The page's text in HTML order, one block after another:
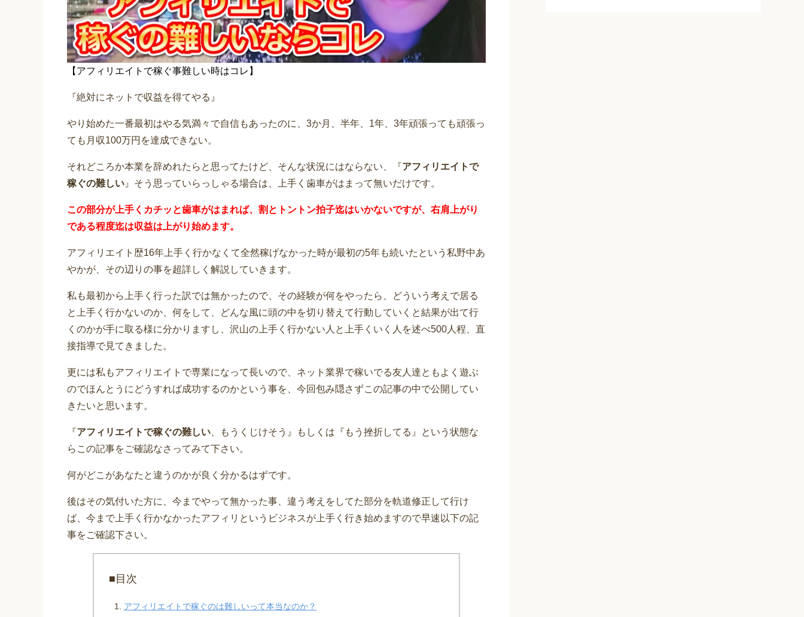
【アフィリエイトで稼ぐ事難しい時はコレ】
『絶対にネットで収益を得てやる』
やり始めた一番最初はやる気満々で自信もあったのに、3か月、半年、1年、3年頑張っても頑張っ
ても月収100万円を達成できない。
それどころか本業を辞めれたらと思ってたけど、そんな状況にはならない、『アフィリエイトで
稼ぐの難しい 』そう思っていらっしゃる場合は、上手く歯車がはまって無いだけです。
この部分が上手くカチッと歯車がはまれば、割とトントン拍子迄はいかないですが、右肩上がり
である程度迄は収益は上がり始めます。
アフィリエイト歴16年上手く行かなくて全然稼げなかった時が最初の5年も続いたという私野中あ
やかが、その辺りの事を超詳しく解説していきます。
私も最初から上手く行った訳では無かったので、その経験が何をやったら、どういう考えで居る
と上手く行かないのか、何をして、どんな風に頭の中を切り替えて行動していくと結果が出て行
くのかが手に取る様に分かりますし、沢山の上手く行かない人と上手くいく人を述べ500人程、直
接指導で見てきました。
更には私もアフィリエイトで専業になって長いので、ネット業界で稼いでる友人達ともよく遊ぶ
のでほんとうにどうすれば成功するのかという事を、今回包み隠さずこの記事の中で公開してい
きたいと思います。
『アフィリエイトで稼ぐの難しい 、もうくじけそう』もしくは『もう挫折してる』という状態な
らこの記事をご確認なさってみて下さい。
何がどこがあなたと違うのかが良く分かるはずです。
後はその気付いた方に、今までやって無かった事、違う考えをしてた部分を軌道修正して行け
ば、今まで上手く行かなかったアフィリというビジネスが上手く行き始めますので早速以下の記
事をご確認下さい。
■目次
アフィリエイトで稼ぐのは難しいって本当なのか？